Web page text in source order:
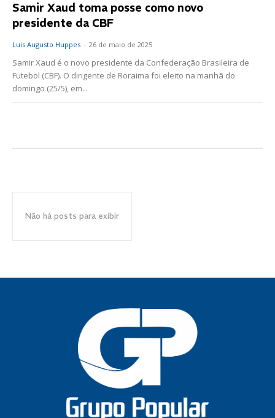
Samir Xaud toma posse como novo
presidente da CBF
Luis Augusto Huppes - 26 de maio de 2025
Samir Xaud é o novo presidente da Confederação Brasileira de
Futebol (CBF). O dirigente de Roraima foi eleito na manhã do
domingo (25/5), em...
Não há posts para exibir